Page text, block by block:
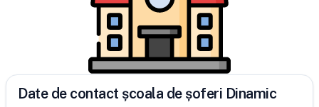
Date de contact școala de șoferi Dinamic